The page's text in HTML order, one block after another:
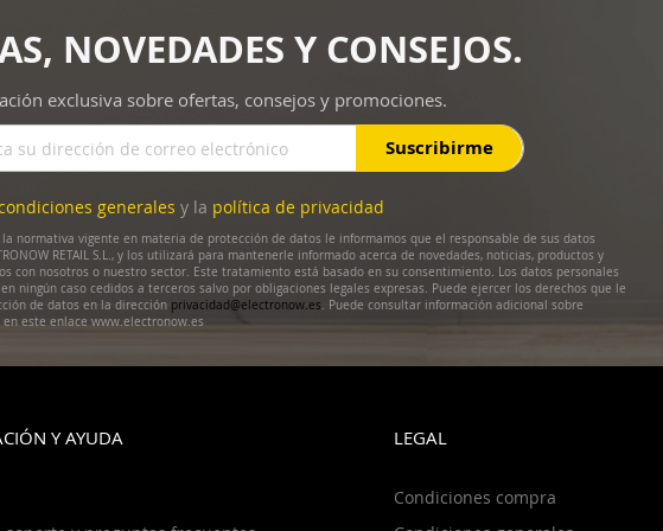
NOVEDADES Y CONSEJOS.
exclusiva sobre ofertas, consejos y promociones.
Suscribirme
generales y la política de privacidad
normativa vigente en materia de protección de datos le informamos que el responsable de sus datos
RETAIL S.L., y los utilizará para mantenerle informado acerca de novedades, noticias, productos y
con nosotros o nuestro sector. Este tratamiento está basado en su consentimiento. Los datos personales
ningún caso cedidos a terceros salvo por obligaciones legales expresas. Puede ejercer los derechos que le
de datos en la dirección privacidad@electronow.es. Puede consultar información adicional sobre
en este enlace www.electronow.es
Y AYUDA LEGAL
Condiciones compra